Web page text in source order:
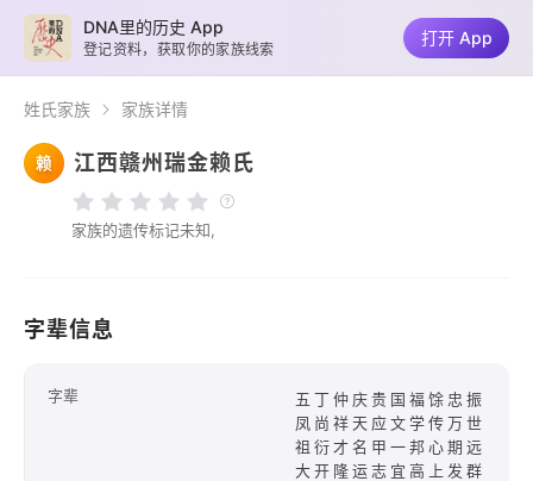
姓氏家族 家族详情
赖 江西赣州瑞金赖氏
家族的遗传标记未知,
字辈信息
字辈
五丁仲庆贵国福馀忠振
凤尚祥天应文学传万世
祖衍才名甲一邦心期远
大开隆运志宜高上发群
DNA里的历史 App
登记资料，获取你的家族线索
打开 App